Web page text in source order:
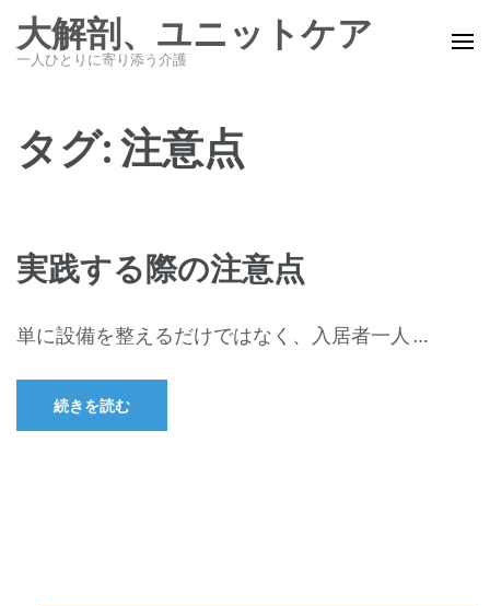
ン
ッ
プ
を
大解剖、ユニットケア
一人ひとりに寄り添う介護
タグ:注意点
実践する際の注意点
単に設備を整えるだけではなく、入居者一人 …
続きを読む